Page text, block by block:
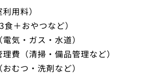
用料）
＋おやつなど）
気・ガス・水道）
費（清掃・備品管理など）
むつ・洗剤など）